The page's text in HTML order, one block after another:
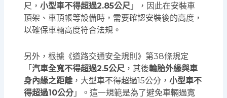
尺，小型車不得超過2.85公尺 」，因此在安裝車
頂架、車頂帳等設備時，需要確認安裝後的高度，
以確保車輛高度符合法規。
另外，根據《道路交通安全規則》第38條規定
「汽車全寬不得超過2.5公尺 ，其後輪胎外緣與車
身內緣之距離 ，大型車不得超過15公分，小型車不
得超過10公分」。這一規範是為了避免車輛過寬